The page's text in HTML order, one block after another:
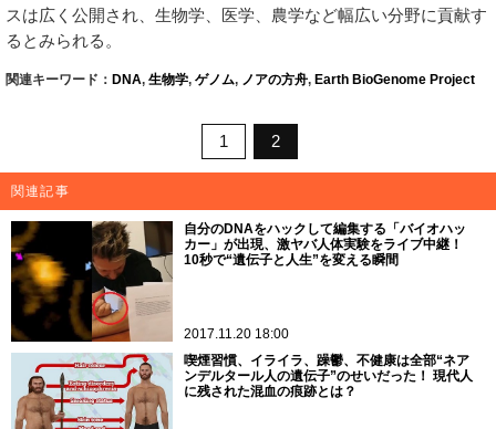
スは広く公開され、生物学、医学、農学など幅広い分野に貢献す
るとみられる。
関連キーワード： DNA, 生物学, ゲノム, ノアの方舟, Earth BioGenome Project
1 2
関連記事
自分のDNAをハックして編集する「バイオハッ
カー」が出現、激ヤバ人体実験をライブ中継！
10秒で“遺伝子と人生”を変える瞬間
2017.11.20 18:00
喫煙習慣、イライラ、躁鬱、不健康は全部“ネア
ンデルタール人の遺伝子”のせいだった！ 現代人
に残された混血の痕跡とは？